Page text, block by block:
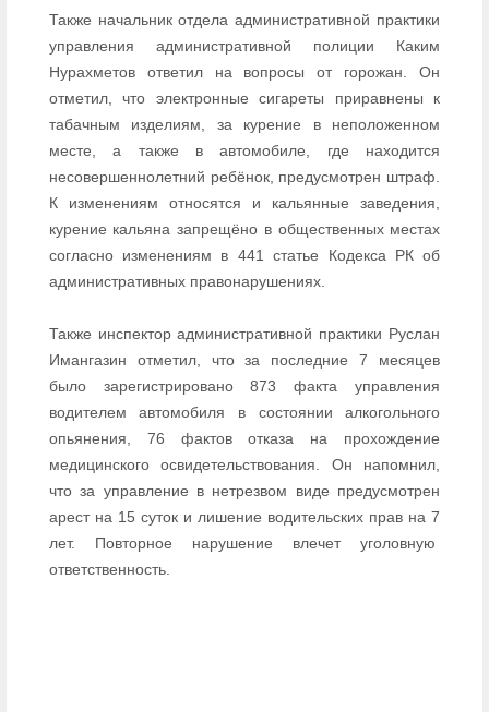
Также начальник отдела административной практики
управления административной полиции Каким
Нурахметов ответил на вопросы от горожан. Он
отметил, что электронные сигареты приравнены к
табачным изделиям, за курение в неположенном
месте, а также в автомобиле, где находится
несовершеннолетний ребёнок, предусмотрен штраф.
К изменениям относятся и кальянные заведения,
курение кальяна запрещёно в общественных местах
согласно изменениям в 441 статье Кодекса РК об
административных правонарушениях.
Также инспектор административной практики Руслан
Имангазин отметил, что за последние 7 месяцев
было зарегистрировано 873 факта управления
водителем автомобиля в состоянии алкогольного
опьянения, 76 фактов отказа на прохождение
медицинского освидетельствования. Он напомнил,
что за управление в нетрезвом виде предусмотрен
арест на 15 суток и лишение водительских прав на 7
лет. Повторное нарушение влечет уголовную
ответственность.